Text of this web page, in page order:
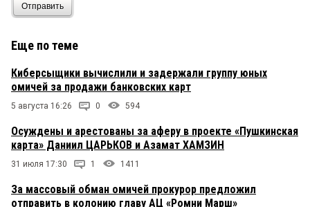
Отправить
Еще по теме
Киберсыщики вычислили и задержали группу юных
омичей за продажи банковских карт
5 августа 16:26 0 594
Осуждены и арестованы за аферу в проекте «Пушкинская
карта» Даниил ЦАРЬКОВ и Азамат ХАМЗИН
31 июля 17:30 1 1411
За массовый обман омичей прокурор предложил
отправить в колонию главу АЦ «Ромни Марш»